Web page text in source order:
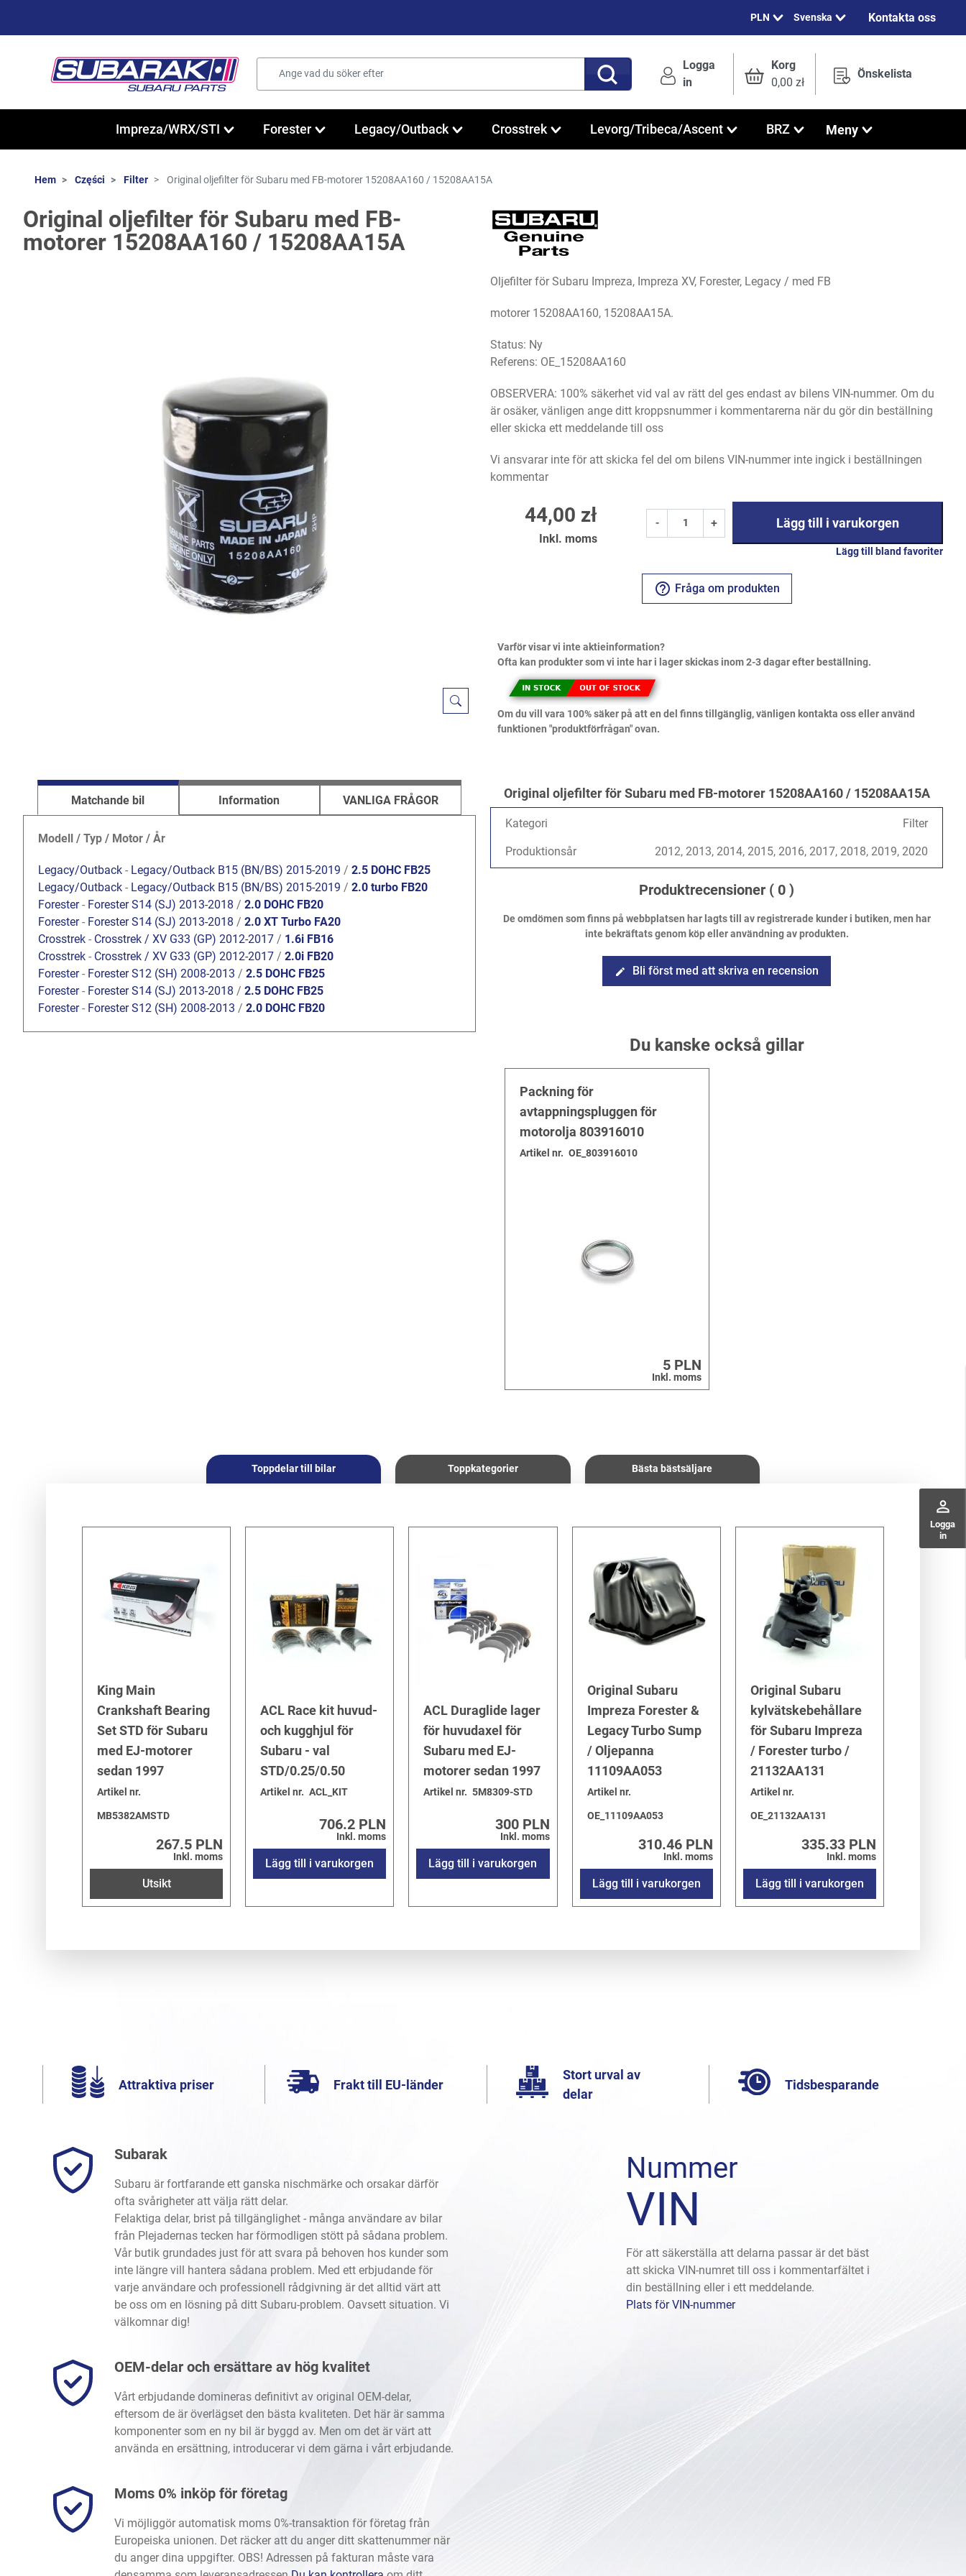
Svenska Kontakta oss
Logga
in
Korg
0,00 zł
Önskelista
perm_identity
Logga
in
Impreza/WRX/STI Forester Legacy/Outback Crosstrek Levorg/Tribeca/Ascent BRZ Meny
Hem Części Filter Original oljefilter för Subaru med FB-motorer 15208AA160 / 15208AA15A
Original oljefilter för Subaru med FB-
motorer 15208AA160 / 15208AA15A
Oljefilter för Subaru Impreza, Impreza XV, Forester, Legacy / med FB
motorer 15208AA160, 15208AA15A.
Status: Ny
Referens: OE_15208AA160
OBSERVERA: 100% säkerhet vid val av rätt del ges endast av bilens VIN-nummer. Om du
är osäker, vänligen ange ditt kroppsnummer i kommentarerna när du gör din beställning
eller skicka ett meddelande till oss
Vi ansvarar inte för att skicka fel del om bilens VIN-nummer inte ingick i beställningen
kommentar
44,00 zł
Inkl. moms
- + Lägg till i varukorgen
Lägg till bland favoriter
help_outline Fråga om produkten
Varför visar vi inte aktieinformation?
Ofta kan produkter som vi inte har i lager skickas inom 2-3 dagar efter beställning.
Om du vill vara 100% säker på att en del finns tillgänglig, vänligen kontakta oss eller använd
funktionen "produktförfrågan" ovan.
Matchande bil Information VANLIGA FRÅGOR
Modell / Typ / Motor / År
Legacy/Outback - Legacy/Outback B15 (BN/BS) 2015-2019 / 2.5 DOHC FB25
Legacy/Outback - Legacy/Outback B15 (BN/BS) 2015-2019 / 2.0 turbo FB20
Forester- Forester S14 (SJ) 2013-2018 / 2.0 DOHC FB20
Forester- Forester S14 (SJ) 2013-2018 / 2.0 XT Turbo FA20
Crosstrek - Crosstrek / XV G33 (GP) 2012-2017 / 1.6i FB16
Crosstrek - Crosstrek / XV G33 (GP) 2012-2017 / 2.0i FB20
Forester- Forester S12 (SH) 2008-2013 / 2.5 DOHC FB25
Forester- Forester S14 (SJ) 2013-2018 / 2.5 DOHC FB25
Forester- Forester S12 (SH) 2008-2013 / 2.0 DOHC FB20
Original oljefilter för Subaru med FB-motorer 15208AA160 / 15208AA15A
Kategori Filter
Produktionsår 2012, 2013, 2014, 2015, 2016, 2017, 2018, 2019, 2020
Produktrecensioner ( 0 )
De omdömen som finns på webbplatsen har lagts till av registrerade kunder i butiken, men har
inte bekräftats genom köp eller användning av produkten.
edit Bli först med att skriva en recension
Du kanske också gillar
Packning för
avtappningspluggen för
motorolja 803916010
Artikel nr. OE_803916010
5 PLN
Inkl. moms
Toppdelar till bilar Toppkategorier Bästa bästsäljare
King Main
Crankshaft Bearing
Set STD för Subaru
med EJ-motorer
sedan 1997
Artikel nr.
MB5382AMSTD
267.5 PLN
Inkl. moms
Utsikt
ACL Race kit huvud-
och kugghjul för
Subaru - val
STD/0.25/0.50
Artikel nr. ACL_KIT
706.2 PLN
Inkl. moms
Lägg till i varukorgen
ACL Duraglide lager
för huvudaxel för
Subaru med EJ-
motorer sedan 1997
Artikel nr. 5M8309-STD
300 PLN
Inkl. moms
Lägg till i varukorgen
Original Subaru
Impreza Forester &
Legacy Turbo Sump
/ Oljepanna
11109AA053
Artikel nr.
OE_11109AA053
310.46 PLN
Inkl. moms
Lägg till i varukorgen
Original Subaru
kylvätskebehållare
för Subaru Impreza
/ Forester turbo /
21132AA131
Artikel nr.
OE_21132AA131
335.33 PLN
Inkl. moms
Lägg till i varukorgen
Attraktiva priser Frakt till EU-länder
Stort urval av
delar
Tidsbesparande
Subarak
Subaru är fortfarande ett ganska nischmärke och orsakar därför
ofta svårigheter att välja rätt delar.
Felaktiga delar, brist på tillgänglighet - många användare av bilar
från Plejadernas tecken har förmodligen stött på sådana problem.
Vår butik grundades just för att svara på behoven hos kunder som
inte längre vill hantera sådana problem. Med ett erbjudande för
varje användare och professionell rådgivning är det alltid värt att
be oss om en lösning på ditt Subaru-problem. Oavsett situation. Vi
välkomnar dig!
OEM-delar och ersättare av hög kvalitet
Vårt erbjudande domineras definitivt av original OEM-delar,
eftersom de är överlägset den bästa kvaliteten. Det här är samma
komponenter som en ny bil är byggd av. Men om det är värt att
använda en ersättning, introducerar vi dem gärna i vårt erbjudande.
Moms 0% inköp för företag
Vi möjliggör automatisk moms 0%-transaktion för företag från
Europeiska unionen. Det räcker att du anger ditt skattenummer när
du anger dina uppgifter. OBS! Adressen på fakturan måste vara
Nummer
VIN
För att säkerställa att delarna passar är det bäst
att skicka VIN-numret till oss i kommentarfältet i
din beställning eller i ett meddelande.
Plats för VIN-nummer